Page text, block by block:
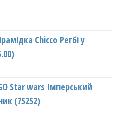
Chicco Регбі у
Star wars Імперський
(75252)